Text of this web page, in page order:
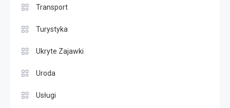
Transport
Turystyka
Ukryte Zajawki
Uroda
Usługi